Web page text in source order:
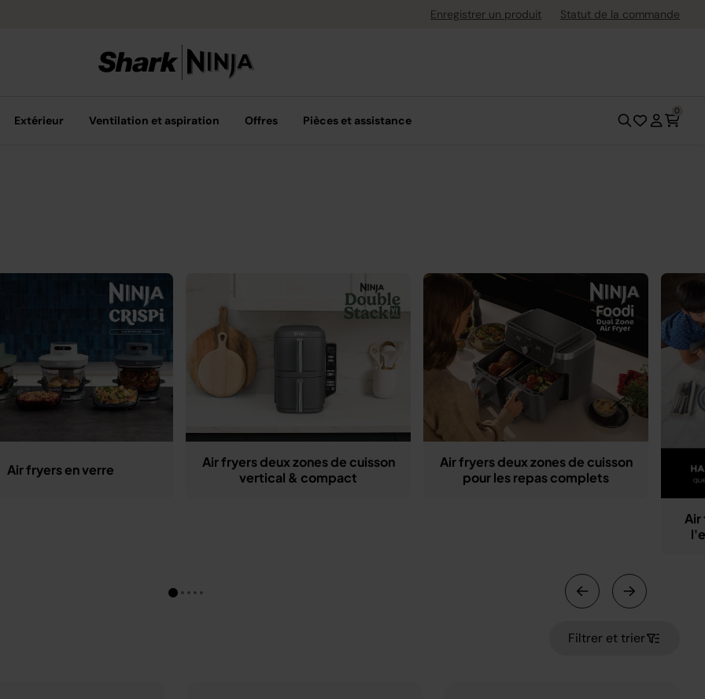
Livraison gratuite dès 40 € d'achatEnregistrer un produit Statut de la commande
Extérieur Ventilation et aspiration Offres Pièces et assistance
0
Air fryers en verre
Air fryers deux zones de cuisson
vertical & compact
Air fryers deux zones de cuisson
pour les repas complets
Air
Filtrer et trier